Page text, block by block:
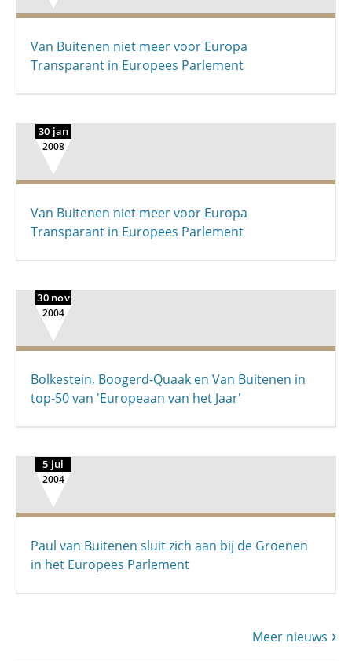
Van Buitenen niet meer voor Europa
Transparant in Europees Parlement
30 jan
2008
Van Buitenen niet meer voor Europa
Transparant in Europees Parlement
30 nov
2004
Bolkestein, Boogerd-Quaak en Van Buitenen in
top-50 van 'Europeaan van het Jaar'
5 jul
2004
Paul van Buitenen sluit zich aan bij de Groenen
in het Europees Parlement
Meer nieuws